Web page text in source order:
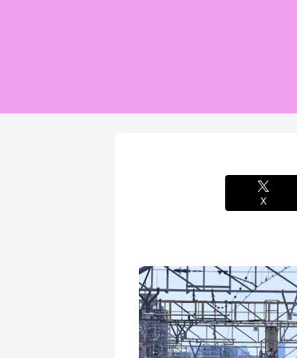
X